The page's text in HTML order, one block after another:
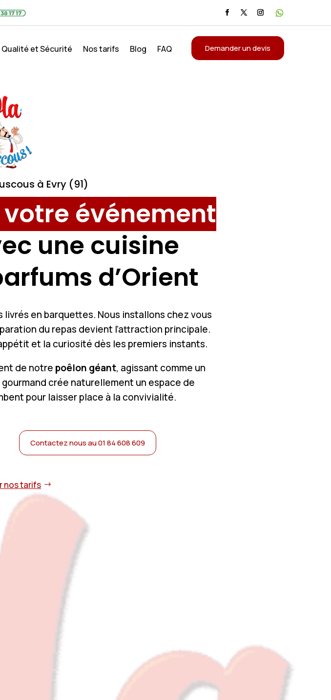
Qualité et Sécurité Nos tarifs Blog FAQ Demander un devis
à Evry (91)
votre événement
une cuisine
d’Orient
en barquettes. Nous installons chez vous
du repas devient l’attraction principale.
et la curiosité dès les premiers instants.
de notre poêlon géant, agissant comme un
crée naturellement un espace de
pour laisser place à la convivialité.
Contactez nous au 01 84 608 609
nos tarifs